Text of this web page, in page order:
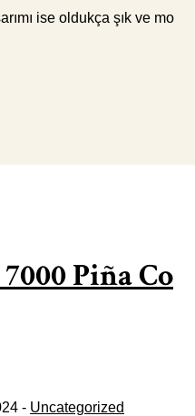
ise oldukça şık ve mo
Piña Co
- Uncategorized